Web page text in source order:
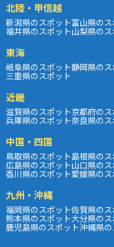
北陸・甲信越
新潟県のスポット富山県の
福井県のスポット山梨県の
東海
岐阜県のスポット静岡県のス
三重県のスポット
近畿
滋賀県のスポット京都府の
兵庫県のスポット奈良県のス
中国・四国
鳥取県のスポット島根県の
広島県のスポット山口県の
香川県のスポット愛媛県の
九州・沖縄
福岡県のスポット佐賀県のス
熊本県のスポット大分県のス
鹿児島県のスポット沖縄県